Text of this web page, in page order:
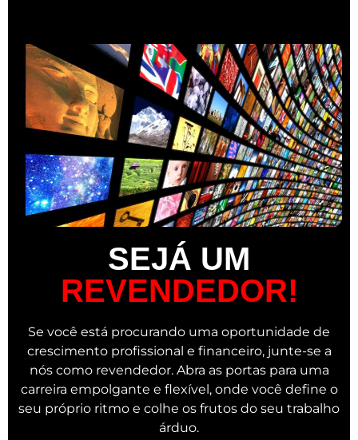
SEJÁ UM
REVENDEDOR!
Se você está procurando uma oportunidade de
crescimento profissional e financeiro, junte-se a
nós como revendedor. Abra as portas para uma
carreira empolgante e flexível, onde você define o
seu próprio ritmo e colhe os frutos do seu trabalho
árduo.